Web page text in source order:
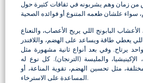
من زمان وهم يشربونه في ثقافات كثيرة حول
البابونج اللي يريح الأعصاب، والنعناع
يعطي طاقة ويساعد على الهضم، واللافندر
يرتاح. وفي بعد أنواع ثانية مشهورة مثل
الإكينيشيا، والمليسة (الترنجان). كل نوع له
مثل تحسين الهضم، تقوية المناعة، أو
المساعدة على الاسترخاء.